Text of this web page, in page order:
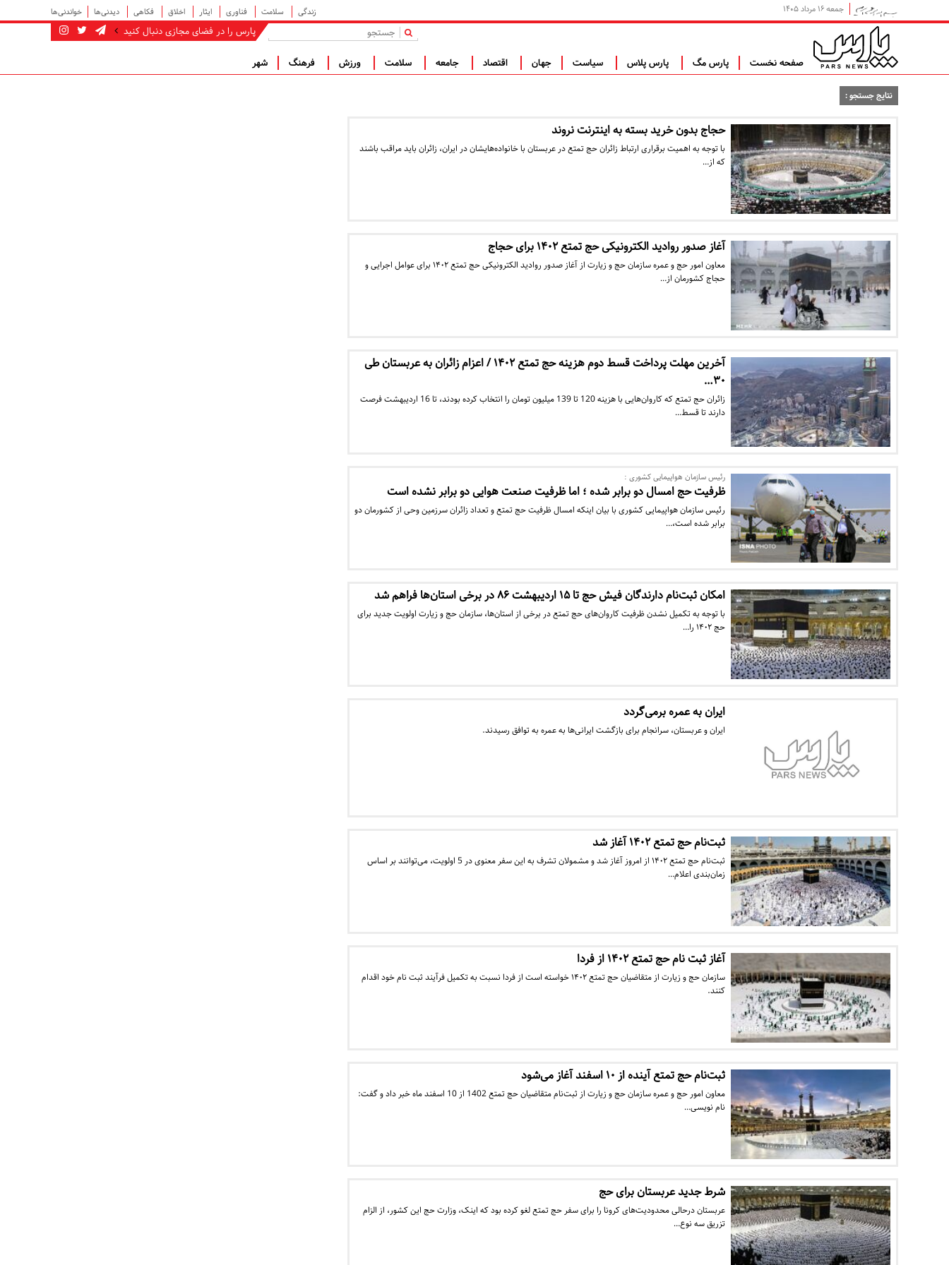
جمعه ۱۶ مرداد ۱۴۰۵ زندگی سلامت فناوری ایثار اخلاق فکاهی دیدنی‌ها خواندنی‌ها
پارس را در فضای مجازی دنبال کنید |
صفحه نخست پارس مگ پارس پلاس سیاست جهان اقتصاد جامعه سلامت ورزش فرهنگ شهر
نتایج جستجو :
حجاج بدون خرید بسته به اینترنت نروند
با توجه به اهمیت برقراری ارتباط زائران حج تمتع در عربستان با خانواده‌هایشان در ایران، زائران باید مراقب باشند
که از…
آغاز صدور روادید الکترونیکی حج تمتع ۱۴۰۲ برای حجاج
معاون امور حج و عمره سازمان حج و زیارت از آغاز صدور روادید الکترونیکی حج تمتع ۱۴۰۲ برای عوامل اجرایی و
حجاج کشورمان از…
آخرین مهلت پرداخت قسط دوم هزینه حج تمتع ۱۴۰۲ / اعزام زائران به عربستان طی
۳۰…
زائران حج تمتع که کاروان‌هایی با هزینه 120 تا 139 میلیون تومان را انتخاب کرده بودند، تا 16 اردیبهشت فرصت
دارند تا قسط…
رئیس سازمان هواپیمایی کشوری :
ظرفیت حج امسال دو برابر شده ؛ اما ظرفیت صنعت هوایی دو برابر نشده است
رئیس سازمان هواپیمایی کشوری با بیان اینکه امسال ظرفیت حج تمتع و تعداد زائران سرزمین وحی از کشورمان دو
برابر شده است،…
امکان ثبت‌نام دارندگان فیش حج تا ۱۵ اردیبهشت ۸۶ در برخی استان‌ها فراهم‌ شد
با توجه به تکمیل نشدن ظرفیت کاروان‌های حج تمتع در برخی از استان‌ها، سازمان حج و زیارت اولویت جدید برای
حج ۱۴۰۲ را…
ایران به عمره برمی‌گردد
ایران و عربستان، سرانجام برای بازگشت ایرانی‌ها به عمره به توافق رسیدند.
ثبت‌نام حج تمتع ۱۴۰۲ آغاز شد
ثبت‌نام حج تمتع ۱۴۰۲ از امروز آغاز شد و مشمولان تشرف به این سفر معنوی در 5 اولویت، می‌توانند بر اساس
زمان‌بندی اعلام…
آغاز ثبت نام حج تمتع ۱۴۰۲ از فردا
سازمان حج و زیارت از متقاضیان حج تمتع ۱۴۰۲ خواسته است از فردا نسبت به تکمیل فرآیند ثبت نام خود اقدام
کنند.
ثبت‌نام حج تمتع آینده از ۱۰ اسفند آغاز می‌شود
معاون امور حج و عمره سازمان حج و زیارت از ثبت‌نام متقاضیان حج تمتع 1402 از 10 اسفند ماه خبر داد و گفت:
نام نویسی…
شرط جدید عربستان برای حج
عربستان درحالی محدودیت‌های کرونا را برای سفر حج تمتع لغو کرده بود که اینک، وزارت حج این کشور، از الزام
تزریق سه نوع…